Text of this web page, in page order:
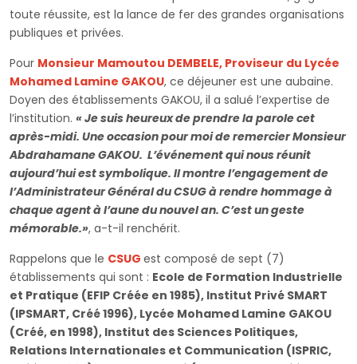
toute réussite, est la lance de fer des grandes organisations
publiques et privées.
Pour Monsieur Mamoutou DEMBELE, Proviseur du Lycée
Mohamed Lamine GAKOU, ce déjeuner est une aubaine.
Doyen des établissements GAKOU, il a salué l’expertise de
l’institution. « Je suis heureux de prendre la parole cet
après-midi. Une occasion pour moi de remercier Monsieur
Abdrahamane GAKOU. L’événement qui nous réunit
aujourd’hui est symbolique. Il montre l’engagement de
l’Administrateur Général du CSUG à rendre hommage à
chaque agent à l’aune du nouvel an. C’est un geste
mémorable.», a-t-il renchérit.
Rappelons que le CSUG est composé de sept (7)
établissements qui sont : Ecole de Formation Industrielle
et Pratique (EFIP Créée en 1985), Institut Privé SMART
(IPSMART, Créé 1996), Lycée Mohamed Lamine GAKOU
(Créé, en 1998), Institut des Sciences Politiques,
Relations Internationales et Communication (ISPRIC,